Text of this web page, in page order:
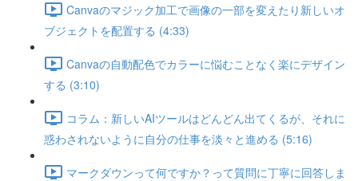
Canvaのマジック加工で画像の一部を変えたり新しいオ
ブジェクトを配置する (4:33)
Canvaの自動配色でカラーに悩むことなく楽にデザイン
する (3:10)
コラム：新しいAIツールはどんどん出てくるが、それに
惑わされないように自分の仕事を淡々と進める (5:16)
マークダウンって何ですか？って質問に丁寧に回答しま